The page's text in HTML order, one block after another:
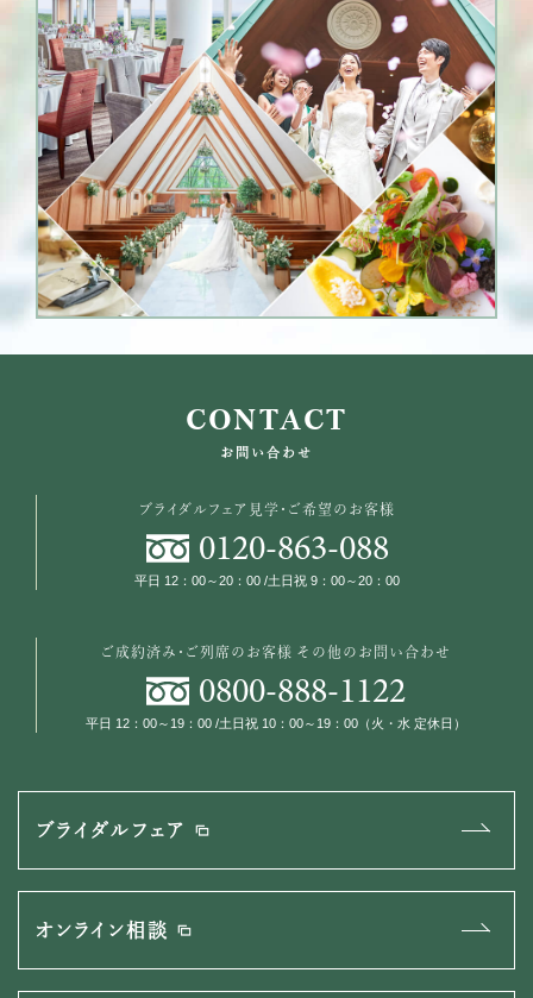
CONTACT
お問い合わせ
ブライダルフェア見学・ご希望のお客様
0120-863-088
平日 12：00～20：00 /土日祝 9：00～20：00
ご成約済み・ご列席のお客様その他のお問い合わせ
0800-888-1122
平日 12：00～19：00 /土日祝 10：00～19：00（火・水 定休日）
ブライダルフェア
オンライン相談